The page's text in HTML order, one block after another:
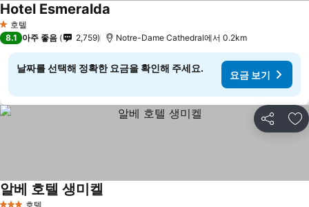
1 성급
호텔
Hotel Esmeralda
8.1 아주 좋음 2,759 Notre-Dame Cathedral에서 0.2km
날짜를 선택해 정확한 요금을 확인해 주세요.
요금 보기
공유 즐
호텔
알베 호텔 생미켈